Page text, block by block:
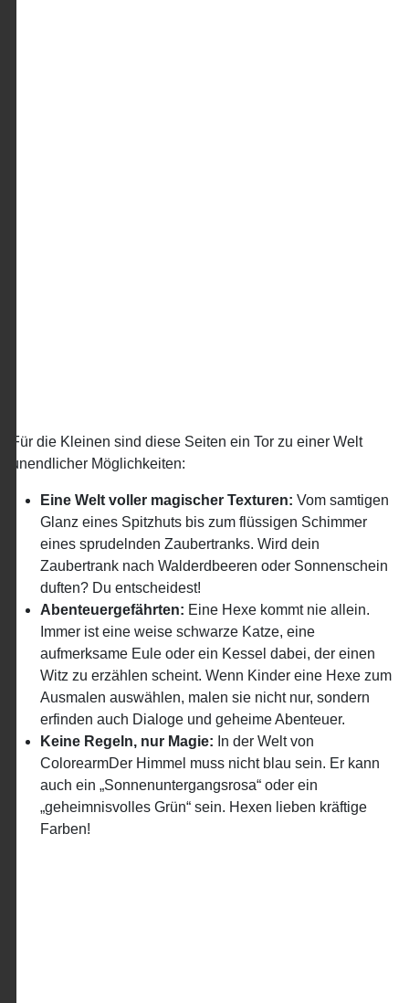
Für die Kleinen sind diese Seiten ein Tor zu einer Welt
unendlicher Möglichkeiten:
Eine Welt voller magischer Texturen: Vom samtigen
Glanz eines Spitzhuts bis zum flüssigen Schimmer
eines sprudelnden Zaubertranks. Wird dein
Zaubertrank nach Walderdbeeren oder Sonnenschein
duften? Du entscheidest!
Abenteuergefährten: Eine Hexe kommt nie allein.
Immer ist eine weise schwarze Katze, eine
aufmerksame Eule oder ein Kessel dabei, der einen
Witz zu erzählen scheint. Wenn Kinder eine Hexe zum
Ausmalen auswählen, malen sie nicht nur, sondern
erfinden auch Dialoge und geheime Abenteuer.
Keine Regeln, nur Magie: In der Welt von
ColorearmDer Himmel muss nicht blau sein. Er kann
auch ein „Sonnenuntergangsrosa“ oder ein
„geheimnisvolles Grün“ sein. Hexen lieben kräftige
Farben!